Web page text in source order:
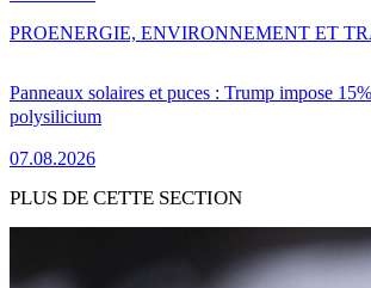
Panneaux solaires et puces : Trump impose
polysilicium
07.08.2026
PROENERGIE, ENVIRONNEMENT ET
PLUS DE CETTE SECTION